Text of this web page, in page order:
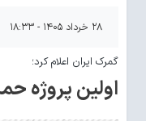
۲۸ خرداد ۱۴۰۵ - ۱۸:۳۳
گمرک ایران اعلام کرد؛
اولین پروژه